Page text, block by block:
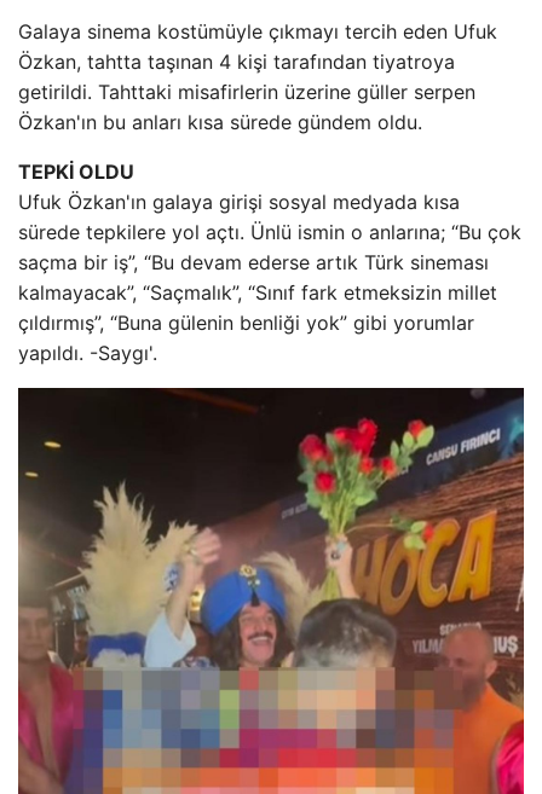
Galaya sinema kostümüyle çıkmayı tercih eden Ufuk
Özkan, tahtta taşınan 4 kişi tarafından tiyatroya
getirildi. Tahttaki misafirlerin üzerine güller serpen
Özkan'ın bu anları kısa sürede gündem oldu.
TEPKİ OLDU
Ufuk Özkan'ın galaya girişi sosyal medyada kısa
sürede tepkilere yol açtı. Ünlü ismin o anlarına; “Bu çok
saçma bir iş”, “Bu devam ederse artık Türk sineması
kalmayacak”, “Saçmalık”, “Sınıf fark etmeksizin millet
çıldırmış”, “Buna gülenin benliği yok” gibi yorumlar
yapıldı. -Saygı'.